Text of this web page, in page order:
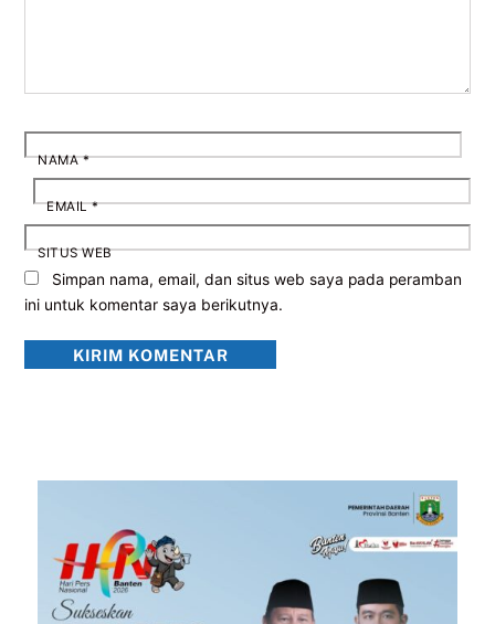
NAMA*
EMAIL*
SITUS WEB
Simpan nama, email, dan situs web saya pada peramban
ini untuk komentar saya berikutnya.